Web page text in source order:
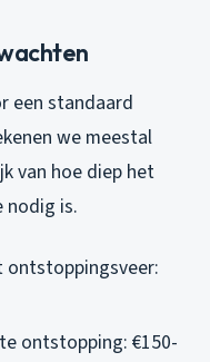
een standaard
we meestal
van hoe diep het
nodig is.
ontstoppingsveer:
ontstopping: €150-